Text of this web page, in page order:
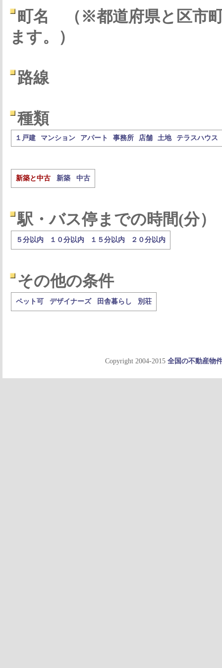
町名
（※都道府県と区市
ます。）
路線
種類
１戸建 マンション アパート 事務所 店舗 土地 テラスハウス
新築と中古 新築 中古
駅・バス停までの時間(分）
５分以内 １０分以内 １５分以内 ２０分以内
その他の条件
ペット可 デザイナーズ 田舎暮らし 別荘
Copyright 2004-2015 全国の不動産物